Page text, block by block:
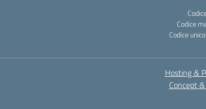
Codice
Codice
Hosting &
Concept